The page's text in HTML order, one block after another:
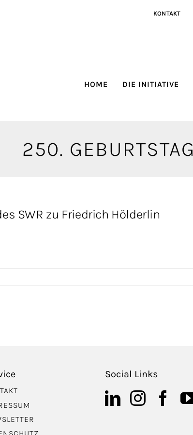
KONTAKT
HOME DIE INITIATIVE
250. GEBURTSTAG
SWR zu Friedrich Hölderlin
Social Links